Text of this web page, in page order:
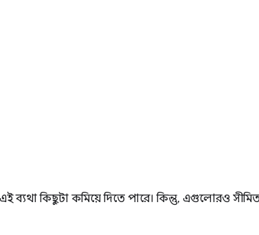
ব্যথা কিছুটা কমিয়ে দিতে পারে। কিন্তু, এগুলোরও